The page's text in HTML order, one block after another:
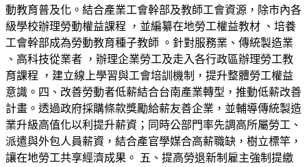
動教育普及化。結合產業工會幹部及教師工會資源，除市內各
級學校辦理勞動權益課程 ，並編纂在地勞工權益教材 、培養
工會幹部成為勞動教育種子教師 。針對服務業、傳統製造業
、高科技從業者 ，辦理企業勞工及走入各行政區辦理勞工教
育課程 ，建立線上學習與工會培訓機制，提升整體勞工權益
意識。四、改善勞動者低薪結合台南產業轉型，推動低薪改善
計畫。透過政府採購條款獎勵給薪友善企業，並輔導傳統製造
業升級高值化以利提升薪資；同時公部門率先調高所屬勞工、
派遣與外包人員薪資，結合產官學媒合高薪職缺，樹立標竿，
讓在地勞工共享經濟成果。 五、提高勞退新制雇主強制提繳